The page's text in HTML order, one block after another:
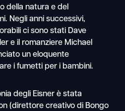
della natura e del
Negli anni successivi,
ci sono stati Dave
e il romanziere Michael
un eloquente
i fumetti per i bambini.
degli Eisner è stata
(direttore creativo di Bongo